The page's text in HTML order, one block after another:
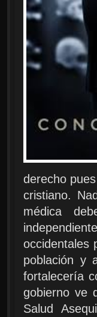
derecho
cristiano.
médica
occidentales
población y
fortalecería
gobierno ve
Salud